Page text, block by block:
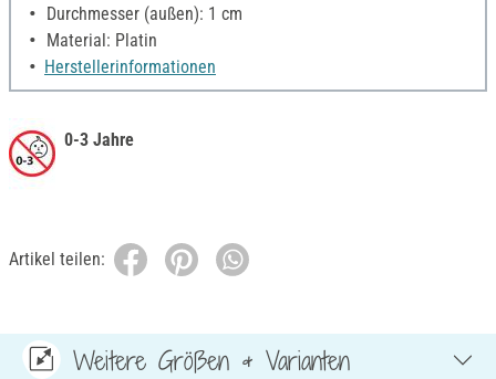
Durchmesser (außen): 1 cm
Material: Platin
Herstellerinformationen
0-3 Jahre
Artikel teilen:
Weitere Größen & Varianten